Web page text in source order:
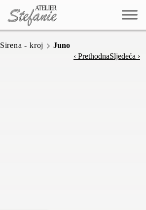
Sirena - kroj
Juno
‹ PrethodnaSljedeća ›